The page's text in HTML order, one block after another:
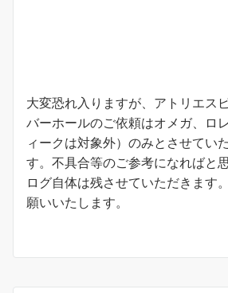
大変恐れ入りますが、アトリエス
バーホールのご依頼はオメガ、ロ
ィークは対象外）のみとさせてい
す。不具合等のご参考になればと
ログ自体は残させていただきます
願いいたします。